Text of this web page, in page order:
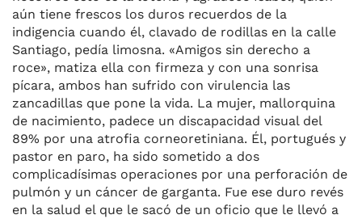
aún tiene frescos los duros recuerdos de la
indigencia cuando él, clavado de rodillas en la calle
Santiago, pedía limosna. «Amigos sin derecho a
roce», matiza ella con firmeza y con una sonrisa
pícara, ambos han sufrido con virulencia las
zancadillas que pone la vida. La mujer, mallorquina
de nacimiento, padece un discapacidad visual del
89% por una atrofia corneoretiniana. Él, portugués y
pastor en paro, ha sido sometido a dos
complicadísimas operaciones por una perforación de
pulmón y un cáncer de garganta. Fue ese duro revés
en la salud el que le sacó de un oficio que le llevó a